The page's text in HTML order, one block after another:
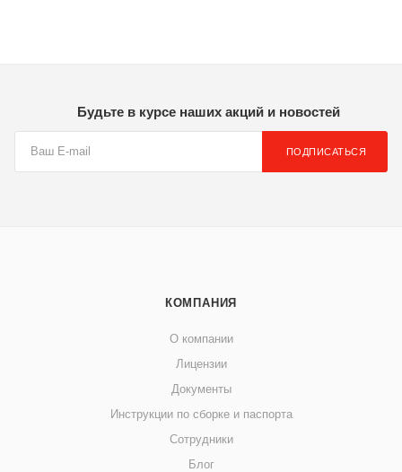
Будьте в курсе наших акций и новостей
ПОДПИСАТЬСЯ
КОМПАНИЯ
О компании
Лицензии
Документы
Инструкции по сборке и паспорта
Сотрудники
Блог